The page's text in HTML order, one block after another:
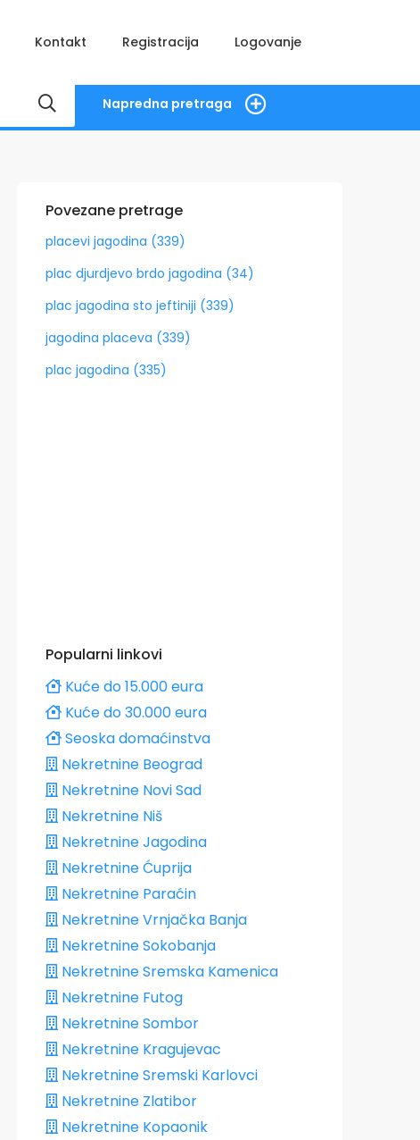
Kontakt Registracija Logovanje
Napredna pretraga
Povezane pretrage
placevi jagodina (339)
plac djurdjevo brdo jagodina (34)
plac jagodina sto jeftiniji (339)
jagodina placeva (339)
plac jagodina (335)
Popularni linkovi
Kuće do 15.000 eura
Kuće do 30.000 eura
Seoska domaćinstva
Nekretnine Beograd
Nekretnine Novi Sad
Nekretnine Niš
Nekretnine Jagodina
Nekretnine Ćuprija
Nekretnine Paraćin
Nekretnine Vrnjačka Banja
Nekretnine Sokobanja
Nekretnine Sremska Kamenica
Nekretnine Futog
Nekretnine Sombor
Nekretnine Kragujevac
Nekretnine Sremski Karlovci
Nekretnine Zlatibor
Nekretnine Kopaonik